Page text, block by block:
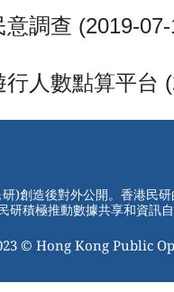
調查 (2019-07-
人數點算平台
)創造後對外公開。香港民
積極推動數據共享和資訊
© Hong Kong Public